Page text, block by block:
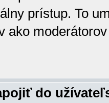
prístup. To
ako
do